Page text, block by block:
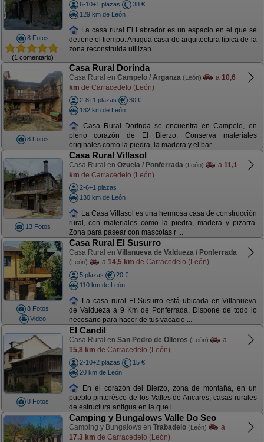
8 Fotos
(1 comentario)
6-10+1 plazas
38 €
129 km de León
La casa rural El Labrador es un espacio en el que se
detiene el tiempo. Antigua casa de arquitectura típica de la
zona reconstruida utilizan ...
8 Fotos
Casa Rural Dorinda
Casa Rural en Campelo / Arganza (León) a 10,6
km de Carracedelo (León)
2-8+1 plazas
30 €
132 km de León
Casa Rural Dorinda se encuentra en Campelo, en
pleno corazón de El Bierzo. Conserva materiales
originales como la piedra, la madera y el bar ...
13 Fotos
Casa Rural Villasol
Casa Rural en Ozuela / Ponferrada (León) a 11,1
km de Carracedelo (León)
2-6+1 plazas
130 km de León
La Casa Villasol es una hermosa casa de construcción
rural, con materiales como la piedra, madera y pizarra.
Zona para pasear con mascotas r ...
8 Fotos
Video
Casa Rural El Susurro
Casa Rural en Villanueva de Valdueza / Ponferrada
(León) a 14,5 km de Carracedelo (León)
5 plazas
20 €
110 km de León
La casa rural El Susurro está ubicada en Villanueva
de Valdueza a 9 Km de Ponferrada. Dispone de todo lo
necesario para hacer de tus vacacio ...
8 Fotos
El Candil
Casa Rural en San Pedro de Olleros (León)
a
15,8 km de Carracedelo (León)
2-10+2 plazas
15 €
20 km de León
En el corazón del Bierzo, zona de montaña, en un
pueblo pintorésco de los Valles de Ancares, casas rurales
de estructura antigua en la que l ...
Camping y Bungalows Valle Do Seo
Camping y Bungalows en Trabadelo (León)
a
17,3 km de Carracedelo (León)